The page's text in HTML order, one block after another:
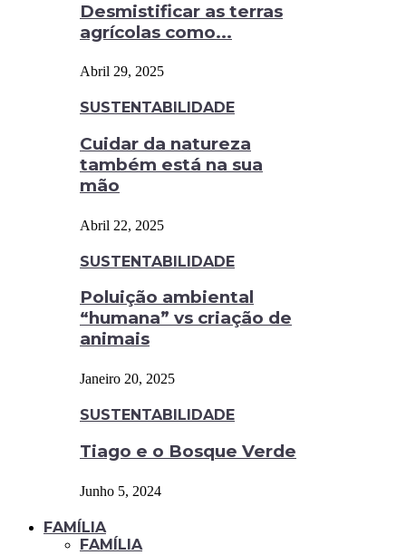
Desmistificar as terras
agrícolas como...
Abril 29, 2025
SUSTENTABILIDADE
Cuidar da natureza
também está na sua
mão
Abril 22, 2025
SUSTENTABILIDADE
Poluição ambiental
“humana” vs criação de
animais
Janeiro 20, 2025
SUSTENTABILIDADE
Tiago e o Bosque Verde
Junho 5, 2024
FAMÍLIA
FAMÍLIA